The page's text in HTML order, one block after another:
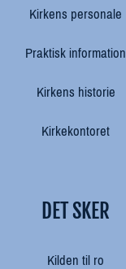
Kirkens personale
Praktisk information
Kirkens historie
Kirkekontoret
DET SKER
Kilden til ro